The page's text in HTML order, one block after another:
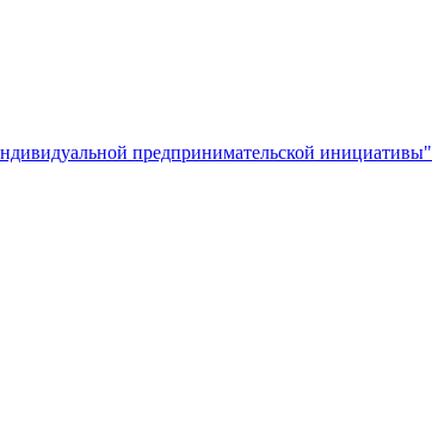
предпринимательской инициативы"